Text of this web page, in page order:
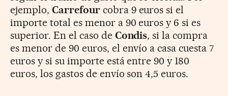
ejemplo, Carrefourcobra 9 euros si el
importe total es menor a 90 euros y 6 si es
superior. En el caso de Condis, si la compra
es menor de 90 euros, el envío a casa cuesta 7
euros y si su importe está entre 90 y 180
euros, los gastos de envío son 4,5 euros.